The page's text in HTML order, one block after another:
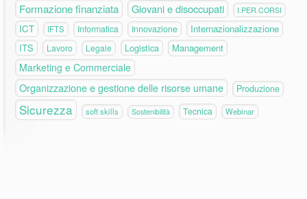
Formazione finanziata Giovani e disoccupati I.PER.CORSI
ICT IFTS Informatica Innovazione
Internazionalizzazione
ITS
Lavoro Legale Logistica Management
Marketing e Commerciale
Organizzazione e gestione delle risorse umane Produzione
Sicurezza soft skills Sostenibilità Tecnica Webinar